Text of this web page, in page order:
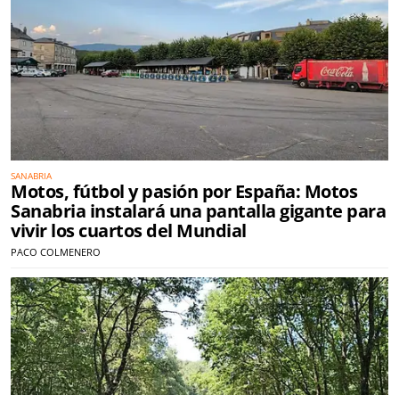
SANABRIA
Motos, fútbol y pasión por España: Motos
Sanabria instalará una pantalla gigante para
vivir los cuartos del Mundial
PACO COLMENERO